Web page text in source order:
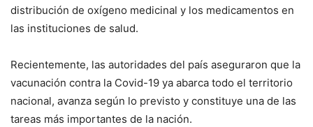
distribución de oxígeno medicinal y los medicamentos en
las instituciones de salud.
Recientemente, las autoridades del país aseguraron que la
vacunación contra la Covid-19 ya abarca todo el territorio
nacional, avanza según lo previsto y constituye una de las
tareas más importantes de la nación.